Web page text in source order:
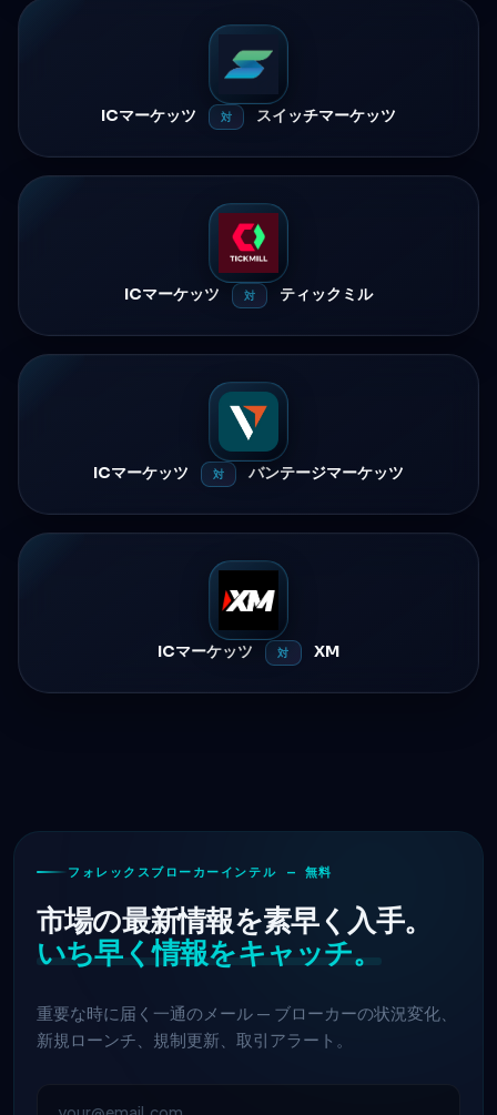
ICマーケッツ 対 スイッチマーケッツ
ICマーケッツ 対 ティックミル
ICマーケッツ 対 バンテージマーケッツ
ICマーケッツ 対 XM
フォレックスブローカーインテル — 無料
市場の最新情報を素早く入手。
いち早く情報をキャッチ。
重要な時に届く一通のメール — ブローカーの状況変化、
新規ローンチ、規制更新、取引アラート。